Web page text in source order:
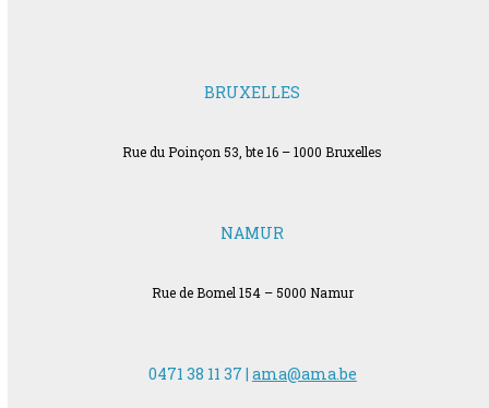
BRUXELLES
Rue du Poinçon 53, bte 16 – 1000 Bruxelles
NAMUR
Rue de Bomel 154 – 5000 Namur
0471 38 11 37 | ama@ama.be